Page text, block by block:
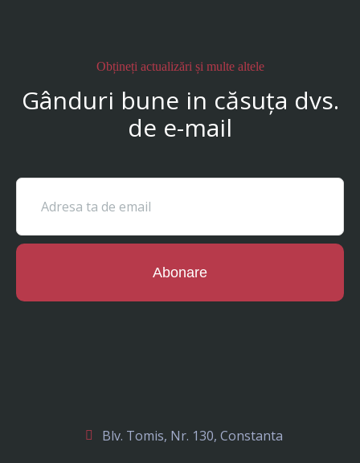
Obțineți actualizări și multe altele
Gânduri bune in căsuța dvs.
de e-mail
Abonare
Blv. Tomis, Nr. 130, Constanta